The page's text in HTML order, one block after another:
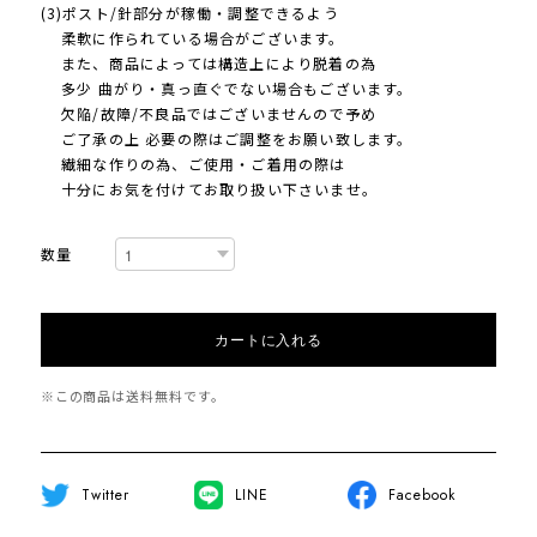
(3)ポスト/針部分が稼働・調整できるよう
柔軟に作られている場合がございます。
また、商品によっては構造上により脱着の為
多少 曲がり・真っ直ぐでない場合もございます。
欠陥/故障/不良品ではございませんので予め
ご了承の上 必要の際はご調整をお願い致します。
繊細な作りの為、ご使用・ご着用の際は
十分にお気を付けてお取り扱い下さいませ。
数量
カートに入れる
※この商品は送料無料です。
Twitter LINE Facebook